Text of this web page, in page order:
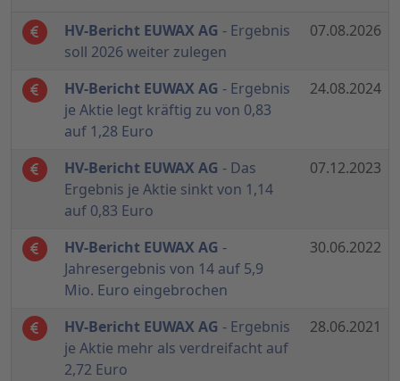
HV-Bericht EUWAX AG - Ergebnis
soll 2026 weiter zulegen
07.08.2026
HV-Bericht EUWAX AG - Ergebnis
je Aktie legt kräftig zu von 0,83
auf 1,28 Euro
24.08.2024
HV-Bericht EUWAX AG - Das
Ergebnis je Aktie sinkt von 1,14
auf 0,83 Euro
07.12.2023
HV-Bericht EUWAX AG -
Jahresergebnis von 14 auf 5,9
Mio. Euro eingebrochen
30.06.2022
HV-Bericht EUWAX AG - Ergebnis
je Aktie mehr als verdreifacht auf
2,72 Euro
28.06.2021